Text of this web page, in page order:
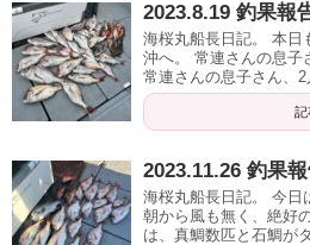
2023.8.19 釣果報
海桜丸船長日記。 本日
沖へ。 常連さんの息子
常連さんの息子さん、
記
2023.11.26 釣果
海桜丸船長日記。 今日
朝から風も無く、絶好
は、真鯛数匹と石鯛が